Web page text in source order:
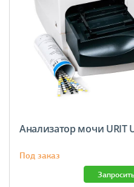
Анализатор мочи
Под заказ